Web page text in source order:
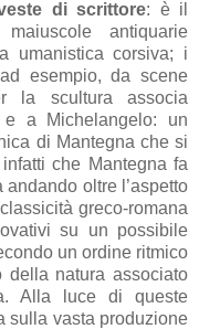
di scrittore: è il
antiquarie
umanistica corsiva; i
esempio, da scene
la scultura associa
a Michelangelo: un
di Mantegna che si
che Mantegna fa
oltre l’aspetto
greco-romana
su un possibile
un ordine ritmico
della natura associato
Alla luce di queste
sulla vasta produzione